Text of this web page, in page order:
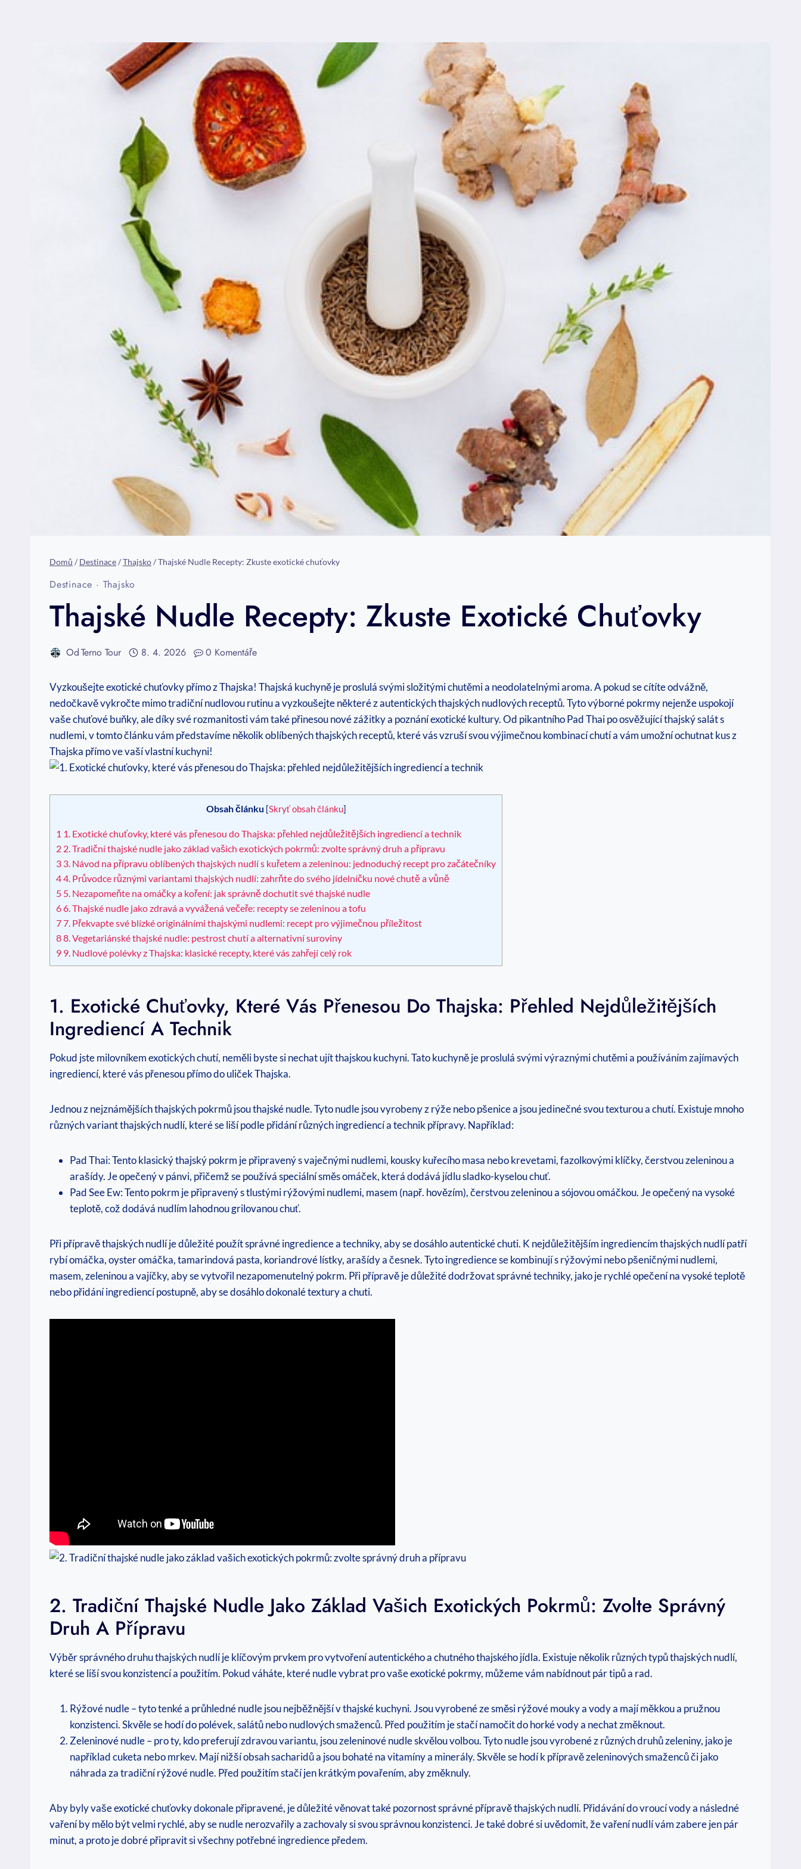
Domů / Destinace/Thajsko/Thajské Nudle Recepty: Zkuste exotické chuťovky
Destinace · Thajsko
Thajské Nudle Recepty: Zkuste Exotické Chuťovky
OdTerno Tour 8. 4. 2026 0 Komentáře
Vyzkoušejte exotické chuťovky přímo z Thajska! Thajská kuchyně je proslulá svými složitými chutěmi a neodolatelnými aroma. A pokud se cítíte odvážně,
nedočkavě vykročte mimo tradiční nudlovou rutinu a vyzkoušejte některé z autentických thajských nudlových receptů. Tyto výborné pokrmy nejenže uspokojí
vaše chuťové buňky, ale díky své rozmanitosti vám také přinesou nové zážitky a poznání exotické kultury. Od pikantního Pad Thai po osvěžující thajský salát s
nudlemi, v tomto článku vám představíme několik oblíbených thajských receptů, které vás vzruší svou výjimečnou kombinací chutí a vám umožní ochutnat kus z
Thajska přímo ve vaší vlastní kuchyni!
Obsah článku [Skryť obsah článku]
1 1. Exotické chuťovky, které vás přenesou do Thajska: přehled nejdůležitějších ingrediencí a technik
2 2. Tradiční thajské nudle jako základ vašich exotických pokrmů: zvolte správný druh a přípravu
3 3. Návod na přípravu oblíbených thajských nudlí s kuřetem a zeleninou: jednoduchý recept pro začátečníky
44. Průvodce různými variantami thajských nudlí: zahrňte do svého jídelníčku nové chutě a vůně
5 5. Nezapomeňte na omáčky a koření: jak správně dochutit své thajské nudle
66. Thajské nudle jako zdravá a vyvážená večeře: recepty se zeleninou a tofu
77. Překvapte své blízké originálními thajskými nudlemi: recept pro výjimečnou příležitost
88. Vegetariánské thajské nudle: pestrost chutí a alternativní suroviny
9 9. Nudlové polévky z Thajska: klasické recepty, které vás zahřejí celý rok
1. Exotické Chuťovky, Které Vás Přenesou Do Thajska: Přehled Nejdůležitějších
Ingrediencí A Technik
Pokud jste milovníkem exotických chutí, neměli byste si nechat ujít thajskou kuchyni. Tato kuchyně je proslulá svými výraznými chutěmi a používáním zajímavých
ingrediencí, které vás přenesou přímo do uliček Thajska.
Jednou z nejznámějších thajských pokrmů jsou thajské nudle. Tyto nudle jsou vyrobeny z rýže nebo pšenice a jsou jedinečné svou texturou a chutí. Existuje mnoho
různých variant thajských nudlí, které se liší podle přidání různých ingrediencí a technik přípravy. Například:
Pad Thai: Tento klasický thajský pokrm je připravený s vaječnými nudlemi, kousky kuřecího masa nebo krevetami, fazolkovými klíčky, čerstvou zeleninou a
arašídy. Je opečený v pánvi, přičemž se používá speciální směs omáček, která dodává jídlu sladko-kyselou chuť.
Pad See Ew: Tento pokrm je připravený s tlustými rýžovými nudlemi, masem (např. hovězím), čerstvou zeleninou a sójovou omáčkou. Je opečený na vysoké
teplotě, což dodává nudlím lahodnou grilovanou chuť.
Při přípravě thajských nudlí je důležité použít správné ingredience a techniky, aby se dosáhlo autentické chuti. K nejdůležitějším ingrediencím thajských nudlí patří
rybí omáčka, oyster omáčka, tamarindová pasta, koriandrové lístky, arašídy a česnek. Tyto ingredience se kombinují s rýžovými nebo pšeničnými nudlemi,
masem, zeleninou a vajíčky, aby se vytvořil nezapomenutelný pokrm. Při přípravě je důležité dodržovat správné techniky, jako je rychlé opečení na vysoké teplotě
nebo přidání ingrediencí postupně, aby se dosáhlo dokonalé textury a chuti.
2. Tradiční Thajské Nudle Jako Základ Vašich Exotických Pokrmů: Zvolte Správný
Druh A Přípravu
Výběr správného druhu thajských nudlí je klíčovým prvkem pro vytvoření autentického a chutného thajského jídla. Existuje několik různých typů thajských nudlí,
které se liší svou konzistencí a použitím. Pokud váháte, které nudle vybrat pro vaše exotické pokrmy, můžeme vám nabídnout pár tipů a rad.
Rýžové nudle – tyto tenké a průhledné nudle jsou nejběžnější v thajské kuchyni. Jsou vyrobené ze směsi rýžové mouky a vody a mají měkkou a pružnou
konzistenci. Skvěle se hodí do polévek, salátů nebo nudlových smaženců. Před použitím je stačí namočit do horké vody a nechat změknout.
Zeleninové nudle – pro ty, kdo preferují zdravou variantu, jsou zeleninové nudle skvělou volbou. Tyto nudle jsou vyrobené z různých druhů zeleniny, jako je
například cuketa nebo mrkev. Mají nižší obsah sacharidů a jsou bohaté na vitamíny a minerály. Skvěle se hodí k přípravě zeleninových smaženců či jako
náhrada za tradiční rýžové nudle. Před použitím stačí jen krátkým povařením, aby změknuly.
Aby byly vaše exotické chuťovky dokonale připravené, je důležité věnovat také pozornost správné přípravě thajských nudlí. Přidávání do vroucí vody a následné
vaření by mělo být velmi rychlé, aby se nudle nerozvařily a zachovaly si svou správnou konzistenci. Je také dobré si uvědomit, že vaření nudlí vám zabere jen pár
minut, a proto je dobré připravit si všechny potřebné ingredience předem.